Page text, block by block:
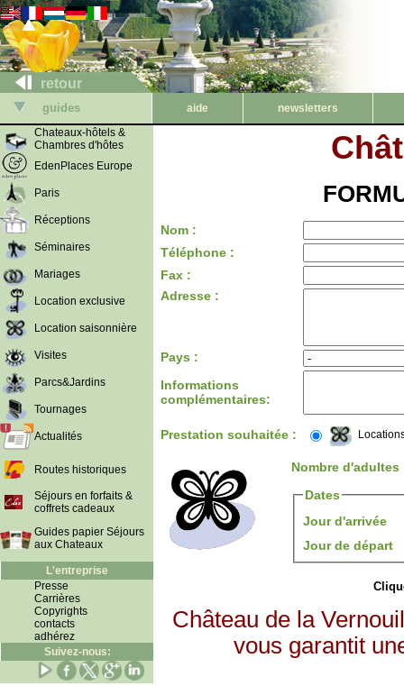
retour
guides aide
newsletters
Chateaux-hôtels &
Chambres d'hôtes
EdenPlaces Europe
Paris
Réceptions
Séminaires
Mariages
Location exclusive
Location saisonnière
Visites
Parcs&Jardins
Tournages
Actualités
Routes historiques
Séjours en forfaits &
coffrets cadeaux
Guides papier Séjours
aux Chateaux
L'entreprise
Presse
Carrières
Copyrights
contacts
adhérez
Suivez-nous:
Nom :
Téléphone :
Fax :
Adresse :
Pays :
Informations
complémentaires:
Prestation souhaitée :
Nombre
Dates
Jour d'arrivée
Jour de départ
Château de la
vous garantit